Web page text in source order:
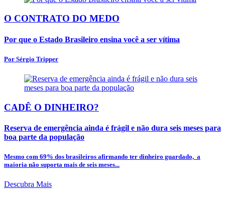
O CONTRATO DO MEDO
Por que o Estado Brasileiro ensina você a ser vítima
Por Sérgio Tripper
CADÊ O DINHEIRO?
Reserva de emergência ainda é frágil e não dura seis meses para
boa parte da população
Mesmo com 69% dos brasileiros afirmando ter dinheiro guardado, a
maioria não suporta mais de seis meses...
Descubra Mais